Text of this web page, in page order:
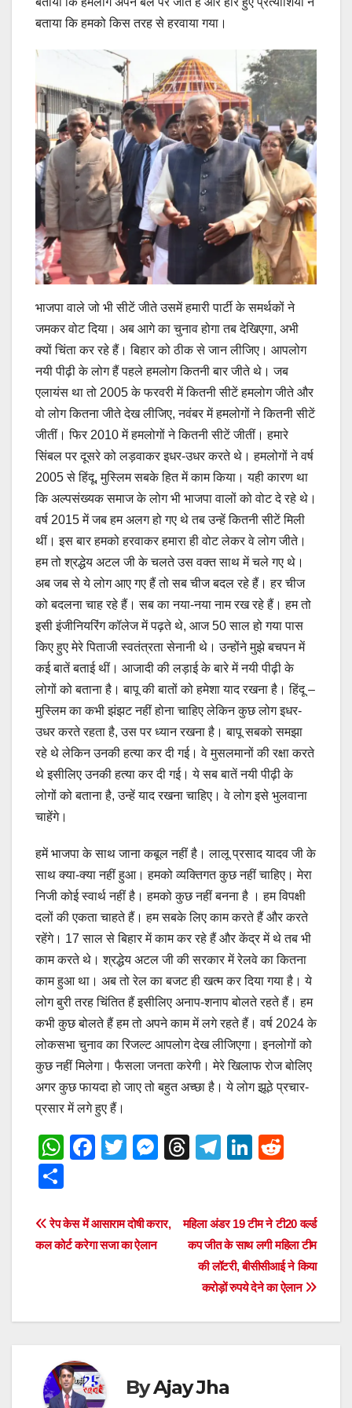
बताया कि हमको किस तरह से हरवाया गया।
भाजपा वाले जो भी सीटें जीते उसमें हमारी पार्टी के समर्थकों ने
जमकर वोट दिया। अब आगे का चुनाव होगा तब देखिएगा, अभी
क्यों चिंता कर रहे हैं। बिहार को ठीक से जान लीजिए। आपलोग
नयी पीढ़ी के लोग हैं पहले हमलोग कितनी बार जीते थे। जब
एलायंस था तो 2005 के फरवरी में कितनी सीटें हमलोग जीते और
वो लोग कितना जीते देख लीजिए, नवंबर में हमलोगों ने कितनी सीटें
जीतीं। फिर 2010 में हमलोगों ने कितनी सीटें जीतीं। हमारे
सिंबल पर दूसरे को लड़वाकर इधर-उधर करते थे। हमलोगों ने वर्ष
2005 से हिंदू, मुस्लिम सबके हित में काम किया। यही कारण था
कि अल्पसंख्यक समाज के लोग भी भाजपा वालों को वोट दे रहे थे।
वर्ष 2015 में जब हम अलग हो गए थे तब उन्हें कितनी सीटें मिली
थीं। इस बार हमको हरवाकर हमारा ही वोट लेकर वे लोग जीते।
हम तो श्रद्धेय अटल जी के चलते उस वक्त साथ में चले गए थे।
अब जब से ये लोग आए गए हैं तो सब चीज बदल रहे हैं। हर चीज
को बदलना चाह रहे हैं। सब का नया-नया नाम रख रहे हैं। हम तो
इसी इंजीनियरिंग कॉलेज में पढ़ते थे, आज 50 साल हो गया पास
किए हुए मेरे पिताजी स्वतंत्रता सेनानी थे। उन्होंने मुझे बचपन में
कई बातें बताई थीं। आजादी की लड़ाई के बारे में नयी पीढ़ी के
लोगों को बताना है। बापू की बातों को हमेशा याद रखना है। हिंदू –
मुस्लिम का कभी झंझट नहीं होना चाहिए लेकिन कुछ लोग इधर-
उधर करते रहता है, उस पर ध्यान रखना है। बापू सबको समझा
रहे थे लेकिन उनकी हत्या कर दी गई। वे मुसलमानों की रक्षा करते
थे इसीलिए उनकी हत्या कर दी गई। ये सब बातें नयी पीढ़ी के
लोगों को बताना है, उन्हें याद रखना चाहिए। वे लोग इसे भुलवाना
चाहेंगे।
हमें भाजपा के साथ जाना कबूल नहीं है। लालू प्रसाद यादव जी के
साथ क्या-क्या नहीं हुआ। हमको व्यक्तिगत कुछ नहीं चाहिए। मेरा
निजी कोई स्वार्थ नहीं है। हमको कुछ नहीं बनना है । हम विपक्षी
दलों की एकता चाहते हैं। हम सबके लिए काम करते हैं और करते
रहेंगे। 17 साल से बिहार में काम कर रहे हैं और केंद्र में थे तब भी
काम करते थे। श्रद्धेय अटल जी की सरकार में रेलवे का कितना
काम हुआ था। अब तो रेल का बजट ही खत्म कर दिया गया है। ये
लोग बुरी तरह चिंतित हैं इसीलिए अनाप-शनाप बोलते रहते हैं। हम
कभी कुछ बोलते हैं हम तो अपने काम में लगे रहते हैं। वर्ष 2024 के
लोकसभा चुनाव का रिजल्ट आपलोग देख लीजिएगा। इनलोगों को
कुछ नहीं मिलेगा। फैसला जनता करेगी। मेरे खिलाफ रोज बोलिए
अगर कुछ फायदा हो जाए तो बहुत अच्छा है। ये लोग झूठे प्रचार-
प्रसार में लगे हुए हैं।
W
s
A
F
e
b
k
T
er
M
e
T
a
d
s
T
gr
a
m
Li
e
dI
n
di
t
ar
e
Post
navigation
महिला अंडर 19 टीम ने टी20 वर्ल्ड
कप जीत के साथ लगी महिला टीम
की लॉटरी, बीसीसीआई ने किया
करोड़ों रुपये देने का ऐलान
रेप केस में आसाराम दोषी करार,
कल कोर्ट करेगा सजा का ऐलान
ByAjay Jha